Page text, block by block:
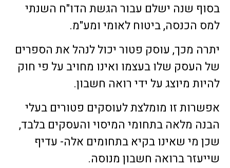
בסוף שנה ישלם עבור הגשת הדו"ח השנתי
למס הכנסה, ביטוח לאומי ומע"מ.
יתרה מכך, עוסק פטור יכול לנהל את הספרים
של העסק שלו בעצמו ואינו מחויב על פי חוק
להיות מיוצג על ידי רואה חשבון.
אפשרות זו מומלצת לעוסקים פטורים בעלי
הבנה מלאה בתחומי המיסוי והעסקים בלבד,
שכן מי שאינו בקיא בתחומים אלה- עדיף
שייעזר ברואה חשבון מנוסה.